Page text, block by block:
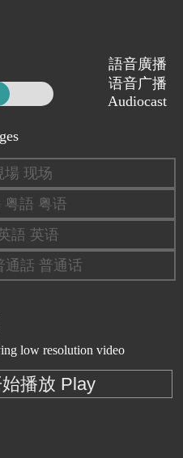
語音廣播
语音广播
Audiocast
場 现场
粤語 粤语
語 英语
通話 普通话
low resolution video
播放 Play